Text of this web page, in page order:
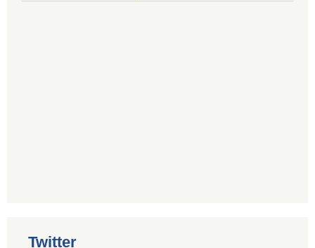
Twitter